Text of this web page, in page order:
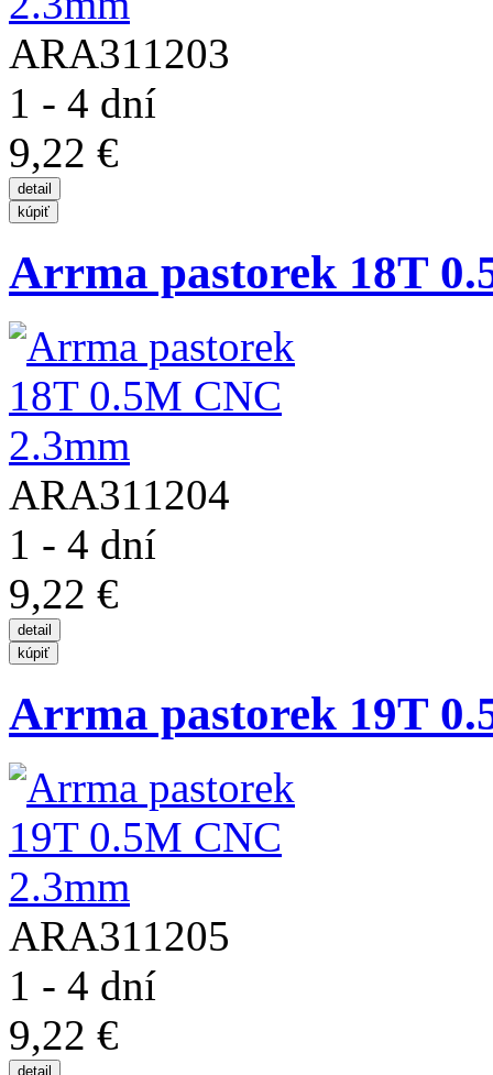
ARA311203
1 - 4 dní
9,22 €
Arrma pastorek 18T
ARA311204
1 - 4 dní
9,22 €
Arrma pastorek 19T
ARA311205
1 - 4 dní
9,22 €